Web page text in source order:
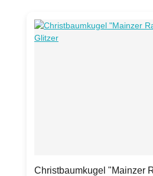
Christbaumkugel "Mainzer